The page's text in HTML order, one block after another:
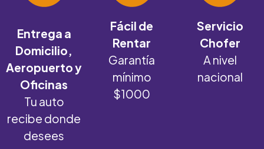
Entrega a
Domicilio,
Aeropuerto y
Oficinas
Tu auto
recibe donde
desees
Fácil de
Rentar
Garantía
mínimo
$1000
Servicio
Chofer
A nivel
nacional